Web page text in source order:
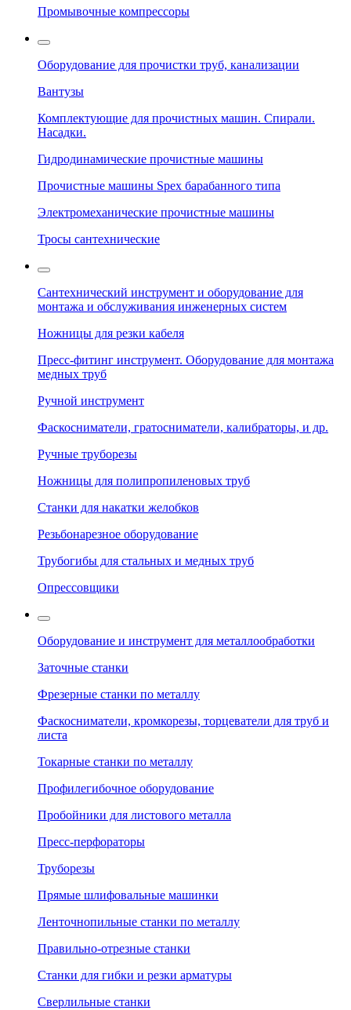
Промывочные компрессоры
Оборудование для прочистки труб, канализации
Вантузы
Комплектующие для прочистных машин. Спирали.
Насадки.
Гидродинамические прочистные машины
Прочистные машины Spex барабанного типа
Электромеханические прочистные машины
Тросы сантехнические
Сантехнический инструмент и оборудование для
монтажа и обслуживания инженерных систем
Ножницы для резки кабеля
Пресс-фитинг инструмент. Оборудование для монтажа
медных труб
Ручной инструмент
Фаскосниматели, гратосниматели, калибраторы, и др.
Ручные труборезы
Ножницы для полипропиленовых труб
Станки для накатки желобков
Резьбонарезное оборудование
Трубогибы для стальных и медных труб
Опрессовщики
Оборудование и инструмент для металлообработки
Заточные станки
Фрезерные станки по металлу
Фаскосниматели, кромкорезы, торцеватели для труб и
листа
Токарные станки по металлу
Профилегибочное оборудование
Пробойники для листового металла
Пресс-перфораторы
Труборезы
Прямые шлифовальные машинки
Ленточнопильные станки по металлу
Правильно-отрезные станки
Станки для гибки и резки арматуры
Сверлильные станки